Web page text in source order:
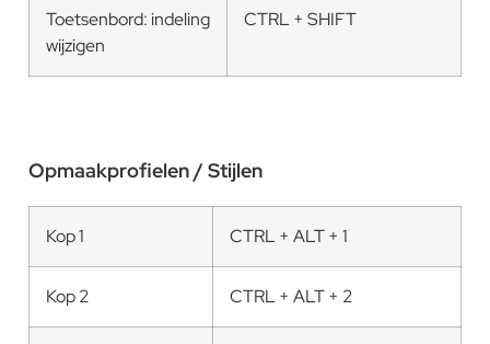
Toetsenbord: indeling
wijzigen
CTRL + SHIFT
Opmaakprofielen / Stijlen
Kop 1 CTRL + ALT + 1
Kop 2 CTRL + ALT + 2